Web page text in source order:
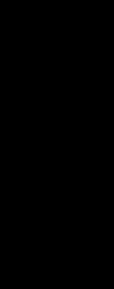
Vorstellung
der Bundesregierung für